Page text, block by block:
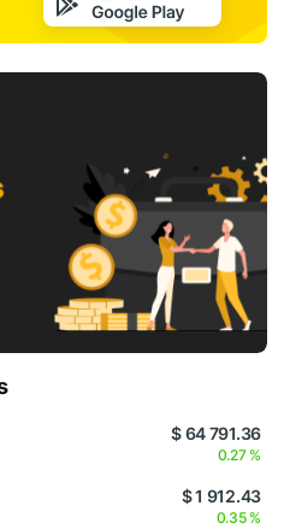
$ 64 791.36
0.27 %
$ 1 912.43
0.35 %